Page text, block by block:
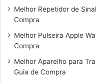
Melhor Repetidor de
Compra
Melhor Pulseira Apple
Compra
Melhor Aparelho para
Guia de Compra